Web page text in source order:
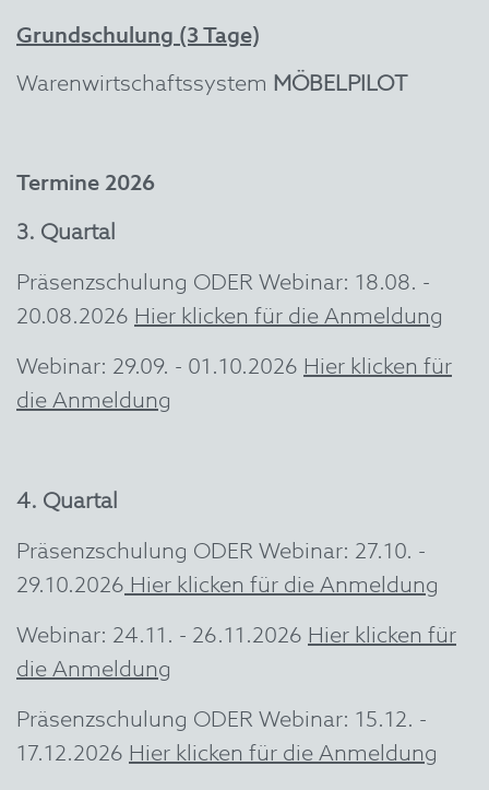
Grundschulung (3 Tage)
Warenwirtschaftssystem MÖBELPILOT
Termine 2026
3. Quartal
Präsenzschulung ODER Webinar: 18.08. -
20.08.2026 Hier klicken für die Anmeldung
Webinar: 29.09. - 01.10.2026 Hier klicken für
die Anmeldung
4. Quartal
Präsenzschulung ODER Webinar: 27.10. -
29.10.2026 Hier klicken für die Anmeldung
Webinar: 24.11. - 26.11.2026 Hier klicken für
die Anmeldung
Präsenzschulung ODER Webinar: 15.12. -
17.12.2026 Hier klicken für die Anmeldung